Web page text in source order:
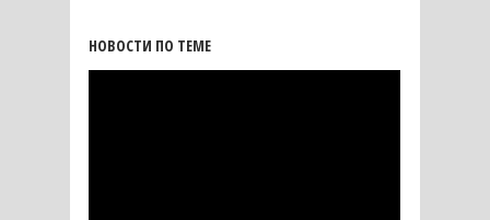
НОВОСТИ ПО ТЕМЕ